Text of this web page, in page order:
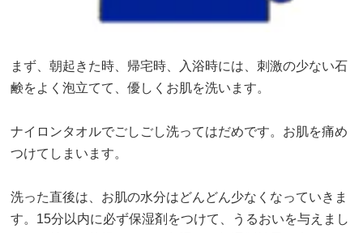
まず、朝起きた時、帰宅時、入浴時には、刺激の少ない石
鹸をよく泡立てて、優しくお肌を洗います。
ナイロンタオルでごしごし洗ってはだめです。お肌を痛め
つけてしまいます。
洗った直後は、お肌の水分はどんどん少なくなっていきま
す。15分以内に必ず保湿剤をつけて、うるおいを与えまし